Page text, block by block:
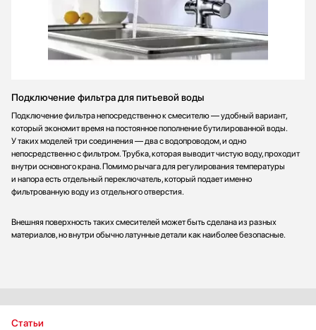
Подключение фильтра для питьевой воды
Подключение фильтра непосредственно к смесителю — удобный вариант,
который экономит время на постоянное пополнение бутилированной воды.
У таких моделей три соединения — два с водопроводом, и одно
непосредственно с фильтром. Трубка, которая выводит чистую воду, проходит
внутри основного крана. Помимо рычага для регулирования температуры
и напора есть отдельный переключатель, который подает именно
фильтрованную воду из отдельного отверстия.
Внешняя поверхность таких смесителей может быть сделана из разных
материалов, но внутри обычно латунные детали как наиболее безопасные.
Статьи